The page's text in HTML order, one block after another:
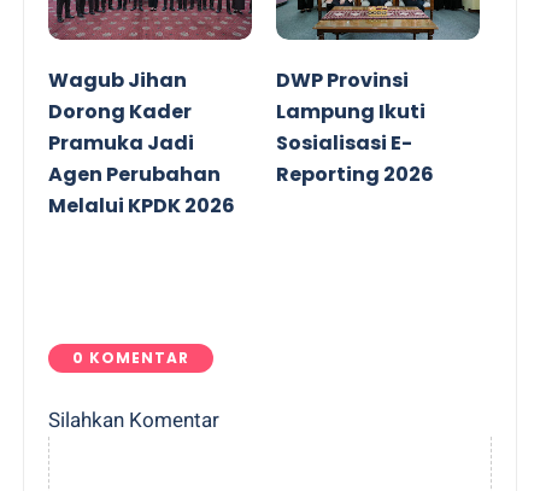
Wagub Jihan
Dorong Kader
Pramuka Jadi
Agen Perubahan
Melalui KPDK 2026
DWP Provinsi
Lampung Ikuti
Sosialisasi E-
Reporting 2026
0 KOMENTAR
Silahkan Komentar